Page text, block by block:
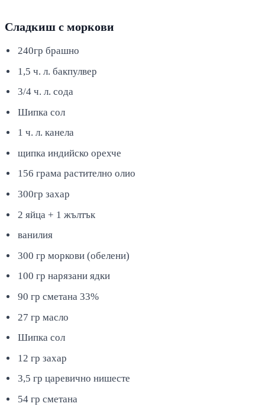
Сладкиш с моркови
240гр брашно
1,5 ч. л. бакпулвер
3/4 ч. л. сода
Шипка сол
1 ч. л. канела
щипка индийско орехче
156 грама растително олио
300гр захар
2 яйца + 1 жълтък
ванилия
300 гр моркови (обелени)
100 гр нарязани ядки
90 гр сметана 33%
27 гр масло
Шипка сол
12 гр захар
3,5 гр царевично нишесте
54 гр сметана